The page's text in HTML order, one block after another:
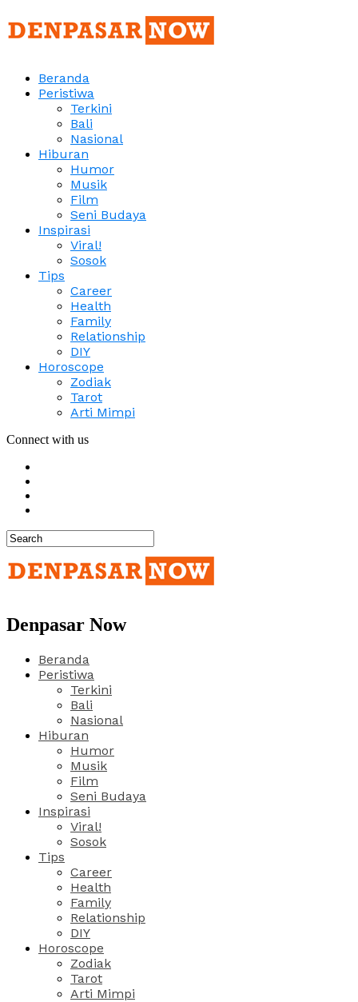
Beranda
Peristiwa
Terkini
Bali
Nasional
Hiburan
Humor
Musik
Film
Seni Budaya
Inspirasi
Viral!
Sosok
Tips
Career
Health
Family
Relationship
DIY
Horoscope
Zodiak
Tarot
Arti Mimpi
Connect with us
Denpasar Now
Beranda
Peristiwa
Terkini
Bali
Nasional
Hiburan
Humor
Musik
Film
Seni Budaya
Inspirasi
Viral!
Sosok
Tips
Career
Health
Family
Relationship
DIY
Horoscope
Zodiak
Tarot
Arti Mimpi